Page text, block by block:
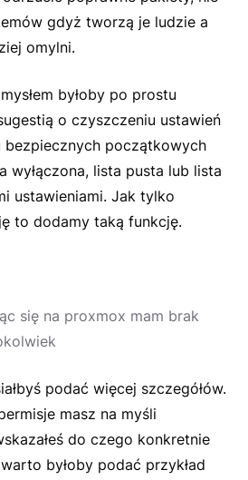
gdyż tworzą je ludzie a
omylni.
byłoby po prostu
o czyszczeniu ustawień
początkowych
wyłączona, lista pusta lub lista
ustawieniami. Jak tylko
to dodamy taką funkcję.
się na proxmox mam brak
podać więcej szczegółów.
masz na myśli
do czego konkretnie
byłoby podać przykład